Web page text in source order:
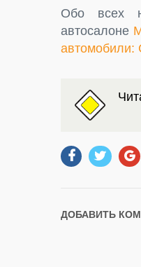
Обо всех
автосалоне
автомобили:
ДОБАВИТЬ